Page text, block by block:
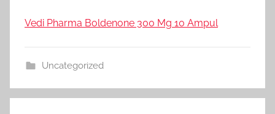
Vedi Pharma Boldenone 300 Mg 10 Ampul
Uncategorized